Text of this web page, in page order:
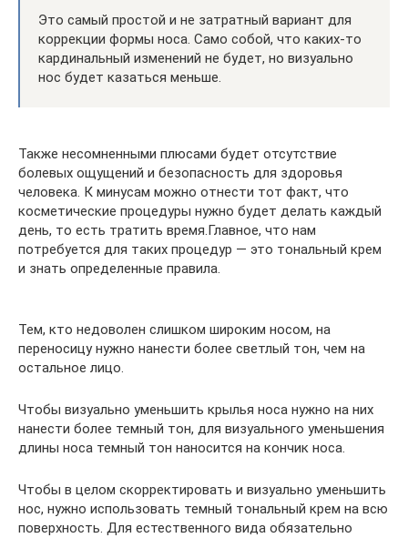
Это самый простой и не затратный вариант для
коррекции формы носа. Само собой, что каких-то
кардинальный изменений не будет, но визуально
нос будет казаться меньше.
Также несомненными плюсами будет отсутствие
болевых ощущений и безопасность для здоровья
человека. К минусам можно отнести тот факт, что
косметические процедуры нужно будет делать каждый
день, то есть тратить время.Главное, что нам
потребуется для таких процедур — это тональный крем
и знать определенные правила.
Тем, кто недоволен слишком широким носом, на
переносицу нужно нанести более светлый тон, чем на
остальное лицо.
Чтобы визуально уменьшить крылья носа нужно на них
нанести более темный тон, для визуального уменьшения
длины носа темный тон наносится на кончик носа.
Чтобы в целом скорректировать и визуально уменьшить
нос, нужно использовать темный тональный крем на всю
поверхность. Для естественного вида обязательно